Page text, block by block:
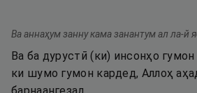
Ва аннаҳум занну кама занантум ал ла-й
Ва ба дурустӣ (ки) инсонҳо
ки шумо гумон кардед, Аллоҳ